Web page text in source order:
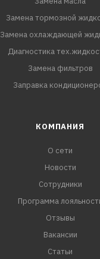
Замена тормозной
Замена охлаждающей
Диагностика
Замена фильтров
Заправка
КОМПАНИЯ
О сети
Новости
Сотрудники
Программа
Отзывы
Вакансии
Статьи